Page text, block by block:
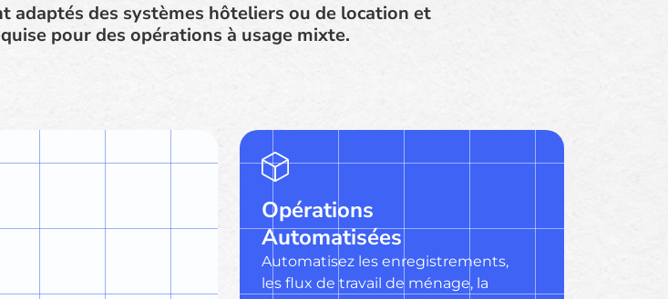
des systèmes hôteliers ou de location et
pour des opérations à usage mixte.
Opérations
Automatisées
Automatisez les enregistrements,
les flux de travail de ménage, la